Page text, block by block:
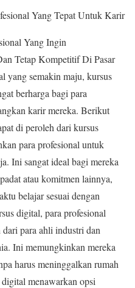
Yang Tepat Untuk Karir
Yang Ingin
Tetap Kompetitif Di Pasar
yang semakin maju, kursus
berharga bagi para
karir mereka. Berikut
di peroleh dari kursus
para profesional untuk
Ini sangat ideal bagi mereka
atau komitmen lainnya,
belajar sesuai dengan
digital, para profesional
dari para ahli industri dan
Ini memungkinkan mereka
harus meninggalkan rumah
menawarkan opsi